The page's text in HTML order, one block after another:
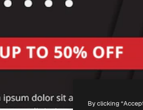
By clicking